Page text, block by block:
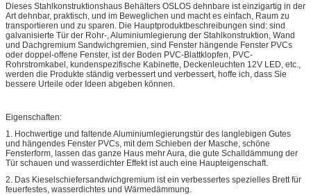
Dieses Stahlkonstruktionshaus Behälters OSLOS dehnbare ist einzigartig in der
Art dehnbar, praktisch, und im Beweglichen und macht es einfach, Raum zu
transportieren und zu sparen. Die Hauptproduktbeschreibungen sind: sind
galvanisierte Tür der Rohr-, Aluminiumlegierung der Stahlkonstruktion, Wand
und Dachgremium Sandwichgremien, sind Fenster hängende Fenster PVCs
oder doppel-offene Fenster, ist der Boden PVC-Blattklopfen, PVC-
Rohrstromkabel, kundenspezifische Kabinette, Deckenleuchten 12V LED, etc.,
werden die Produkte ständig verbessert und verbessert, hoffe ich, dass Sie
bessere Urteile oder Ideen abgeben können.
Eigenschaften:
1. Hochwertige und faltende Aluminiumlegierungstür des langlebigen Gutes
und hängendes Fenster PVCs, mit dem Schieben der Masche, schöne
Fensterform, lassen das ganze Haus mehr Aura, die gute Schalldämmung der
Tür schauen und wasserdichter Effekt ist auch eine Haupteigenschaft.
2. Das Kieselschiefersandwichgremium ist ein verbessertes spezielles Brett für
feuerfestes, wasserdichtes und Wärmedämmung.